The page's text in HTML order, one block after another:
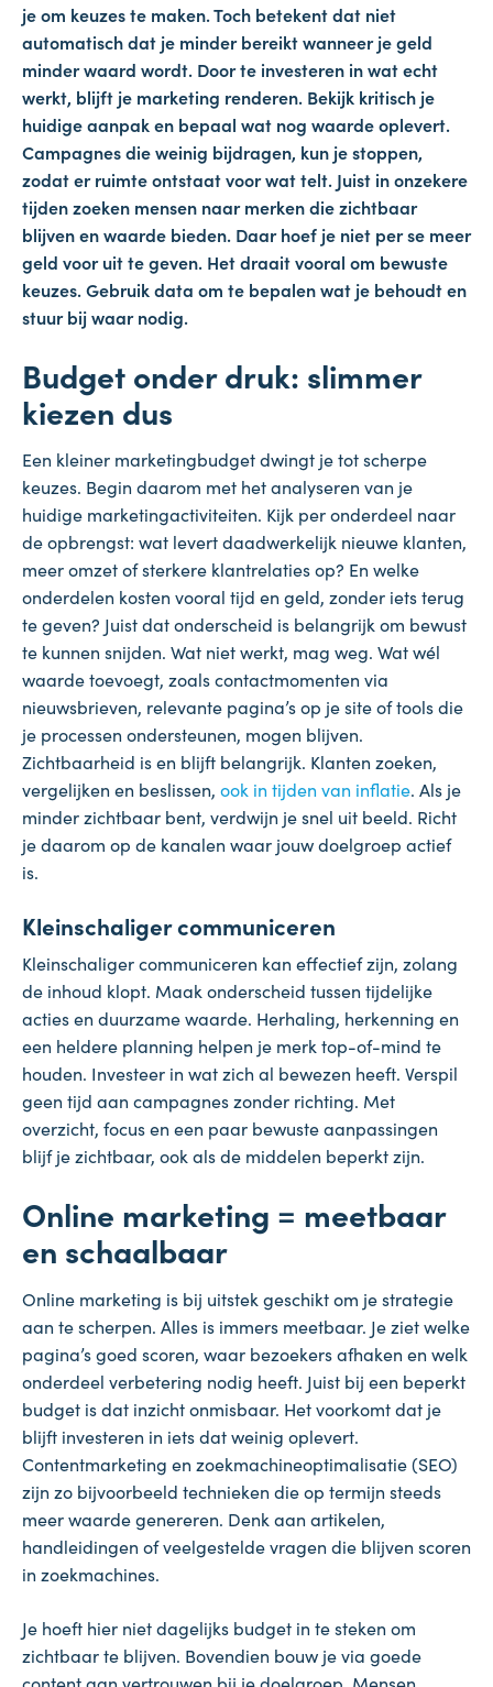
je om keuzes te maken. Toch betekent dat niet
automatisch dat je minder bereikt wanneer je geld
minder waard wordt. Door te investeren in wat echt
werkt, blijft je marketing renderen. Bekijk kritisch je
huidige aanpak en bepaal wat nog waarde oplevert.
Campagnes die weinig bijdragen, kun je stoppen,
zodat er ruimte ontstaat voor wat telt. Juist in onzekere
tijden zoeken mensen naar merken die zichtbaar
blijven en waarde bieden. Daar hoef je niet per se meer
geld voor uit te geven. Het draait vooral om bewuste
keuzes. Gebruik data om te bepalen wat je behoudt en
stuur bij waar nodig.
Budget onder druk: slimmer
kiezen dus
Een kleiner marketingbudget dwingt je tot scherpe
keuzes. Begin daarom met het analyseren van je
huidige marketingactiviteiten. Kijk per onderdeel naar
de opbrengst: wat levert daadwerkelijk nieuwe klanten,
meer omzet of sterkere klantrelaties op? En welke
onderdelen kosten vooral tijd en geld, zonder iets terug
te geven? Juist dat onderscheid is belangrijk om bewust
te kunnen snijden. Wat niet werkt, mag weg. Wat wél
waarde toevoegt, zoals contactmomenten via
nieuwsbrieven, relevante pagina’s op je site of tools die
je processen ondersteunen, mogen blijven.
Zichtbaarheid is en blijft belangrijk. Klanten zoeken,
vergelijken en beslissen, ook in tijden van inflatie. Als je
minder zichtbaar bent, verdwijn je snel uit beeld. Richt
je daarom op de kanalen waar jouw doelgroep actief
is.
Kleinschaliger communiceren
Kleinschaliger communiceren kan effectief zijn, zolang
de inhoud klopt. Maak onderscheid tussen tijdelijke
acties en duurzame waarde. Herhaling, herkenning en
een heldere planning helpen je merk top-of-mind te
houden. Investeer in wat zich al bewezen heeft. Verspil
geen tijd aan campagnes zonder richting. Met
overzicht, focus en een paar bewuste aanpassingen
blijf je zichtbaar, ook als de middelen beperkt zijn.
Online marketing = meetbaar
en schaalbaar
Online marketing is bij uitstek geschikt om je strategie
aan te scherpen. Alles is immers meetbaar. Je ziet welke
pagina’s goed scoren, waar bezoekers afhaken en welk
onderdeel verbetering nodig heeft. Juist bij een beperkt
budget is dat inzicht onmisbaar. Het voorkomt dat je
blijft investeren in iets dat weinig oplevert.
Contentmarketing en zoekmachineoptimalisatie (SEO)
zijn zo bijvoorbeeld technieken die op termijn steeds
meer waarde genereren. Denk aan artikelen,
handleidingen of veelgestelde vragen die blijven scoren
in zoekmachines.
Je hoeft hier niet dagelijks budget in te steken om
zichtbaar te blijven. Bovendien bouw je via goede